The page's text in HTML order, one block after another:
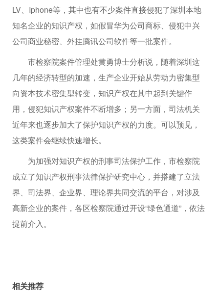
LV、Iphone等，其中也有不少案件直接侵犯了深圳本地
知名企业的知识产权，如假冒华为公司商标、侵犯中兴
公司商业秘密、外挂腾讯公司软件等一批案件。
市检察院案件管理处黄勇博士分析说，随着深圳这
几年的经济转型的加速，生产企业开始从劳动力密集型
向资本技术密集型转变，知识产权在其中起到关键作
用，侵犯知识产权案件不断增多；另一方面，司法机关
近年来也逐步加大了保护知识产权的力度。可以预见，
这类案件会继续快速增长。
为加强对知识产权的刑事司法保护工作，市检察院
成立了知识产权刑事法律保护研究中心，并搭建了立法
界、司法界、企业界、理论界共同交流的平台，对涉及
高新企业的案件，各区检察院通过开设“绿色通道”，依法
提前介入。
相关推荐